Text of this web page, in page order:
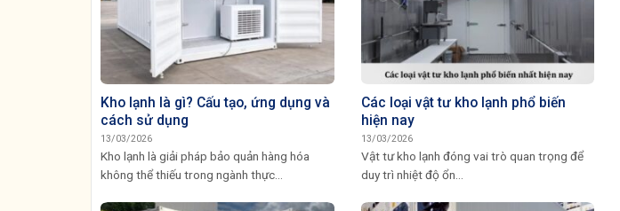
Kho lạnh là gì? Cấu tạo, ứng dụng và
cách sử dụng
13/03/2026
Kho lạnh là giải pháp bảo quản hàng hóa
không thể thiếu trong ngành thực...
Các loại vật tư kho lạnh phổ biến
hiện nay
13/03/2026
Vật tư kho lạnh đóng vai trò quan trọng để
duy trì nhiệt độ ổn...